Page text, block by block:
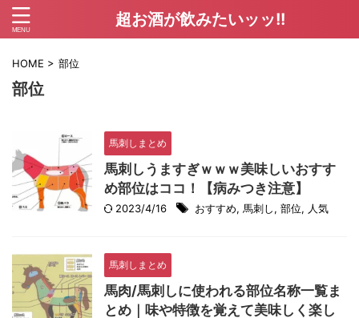
超お酒が飲みたいッッ!!
HOME > 部位
部位
馬刺しまとめ
馬刺しうますぎｗｗｗ美味しいおすす
め部位はココ！【病みつき注意】
2023/4/16 おすすめ, 馬刺し, 部位, 人気
馬刺しまとめ
馬肉/馬刺しに使われる部位名称一覧ま
とめ｜味や特徴を覚えて美味しく楽し